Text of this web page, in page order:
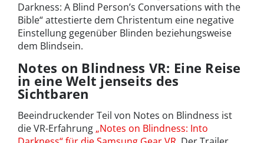
Darkness: A Blind Person’s Conversations with the
Bible“ attestierte dem Christentum eine negative
Einstellung gegenüber Blinden beziehungsweise
dem Blindsein.
Notes on Blindness VR: Eine Reise
in eine Welt jenseits des
Sichtbaren
Beeindruckender Teil von Notes on Blindness ist
die VR-Erfahrung „Notes on Blindness: Into